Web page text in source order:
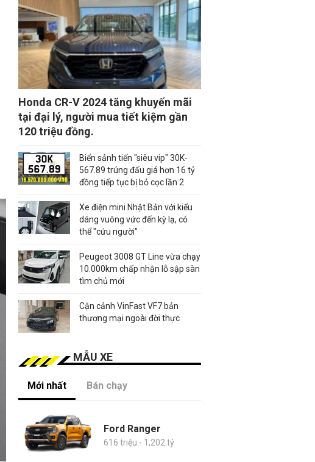
Honda CR-V 2024 tăng khuyến mãi
tại đại lý, người mua tiết kiệm gần
120 triệu đồng.
Biển sảnh tiến "siêu vip" 30K-
567.89 trúng đấu giá hơn 16 tỷ
đồng tiếp tục bị bỏ cọc lần 2
Xe điện mini Nhật Bản với kiểu
dáng vuông vức đến kỳ lạ, có
thể "cứu người"
Peugeot 3008 GT Line vừa chạy
10.000km chấp nhận lỗ sập sàn
tìm chủ mới
Cận cảnh VinFast VF7 bản
thương mại ngoài đời thực
MẪU XE
Mới nhất Bán chạy
Ford Ranger
616 triệu - 1,202 tỷ